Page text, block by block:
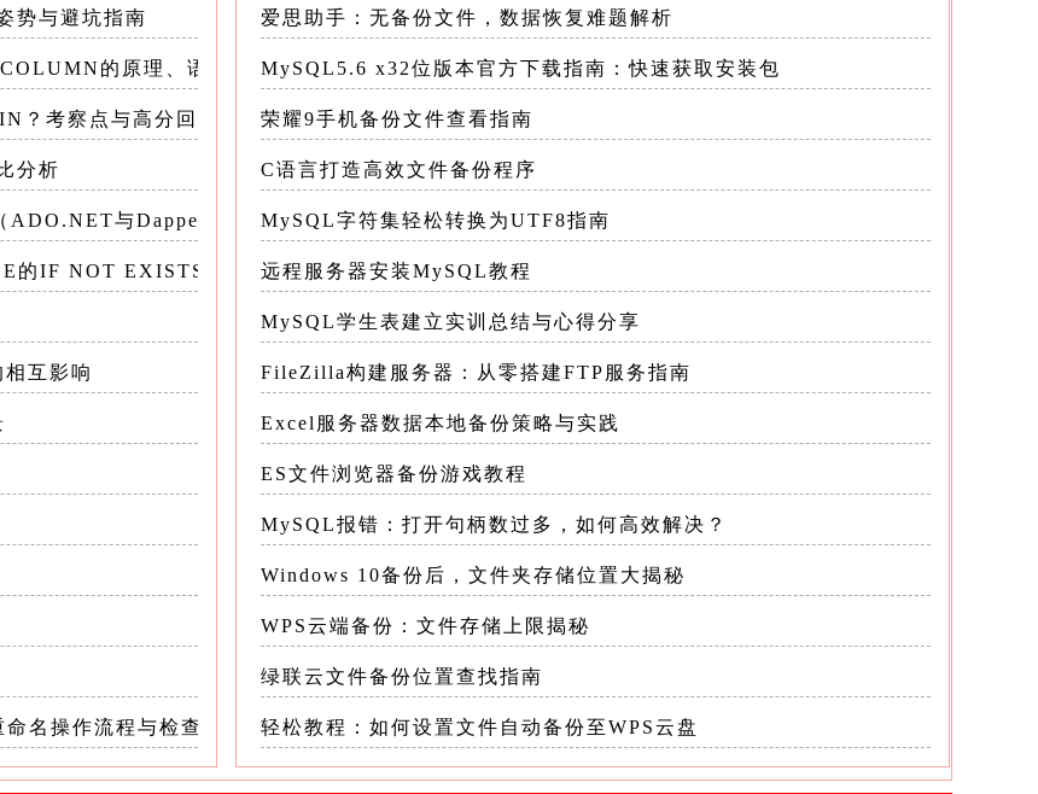
​表中彻底消失。
多个​​DROPCOLUMN​
​操作，用逗号分隔。这比分开执
。
行任何DDL操作前，务必备份你的数据库或至少备
势与避坑指南
的原理、语法与高性能方案
？考察点与高分回答解析
分析
ADO.NET与Dapper）及其性能对比
的IF NOT EXISTS有什么用？
互影响
名操作流程与检查清单
爱思助手：无备份文件，数据恢复难题解析
MySQL5.6 x32位版本官方下载指南：快速获取安装包
荣耀9手机备份文件查看指南
C语言打造高效文件备份程序
MySQL字符集轻松转换为UTF8指南
远程服务器安装MySQL教程
MySQL学生表建立实训总结与心得分享
FileZilla构建服务器：从零搭建FTP服务指南
Excel服务器数据本地备份策略与实践
ES文件浏览器备份游戏教程
MySQL报错：打开句柄数过多，如何高效解决？
Windows 10备份后，文件夹存储位置大揭秘
WPS云端备份：文件存储上限揭秘
绿联云文件备份位置查找指南
轻松教程：如何设置文件自动备份至WPS云盘